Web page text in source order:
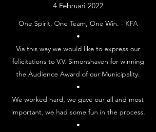
4 Februari 2022
One Spirit, One Team, One Win. - KFA
•
Via this way we would like to express our
felicitations to V.V. Simonshaven for winning
the Audience Award of our Municipality.
•
We worked hard, we gave our all and most
important, we had some fun in the process.
•